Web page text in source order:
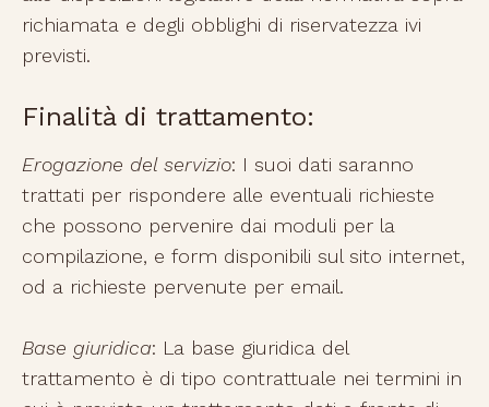
richiamata e degli obblighi di riservatezza ivi
previsti.
Finalità di trattamento:
Erogazione del servizio: I suoi dati saranno
trattati per rispondere alle eventuali richieste
che possono pervenire dai moduli per la
compilazione, e form disponibili sul sito internet,
od a richieste pervenute per email.
Base giuridica: La base giuridica del
trattamento è di tipo contrattuale nei termini in